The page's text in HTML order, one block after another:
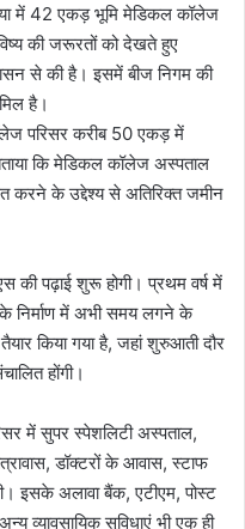
में 42 एकड़ भूमि मेडिकल कॉलेज
की जरूरतों को देखते हुए
से की है। इसमें बीज निगम की
है।
परिसर करीब 50 एकड़ में
कि मेडिकल कॉलेज अस्पताल
करने के उद्देश्य से अतिरिक्त जमीन
की पढ़ाई शुरू होगी। प्रथम वर्ष में
निर्माण में अभी समय लगने के
किया गया है, जहां शुरुआती दौर
होंगी।
में सुपर स्पेशलिटी अस्पताल,
डॉक्टरों के आवास, स्टाफ
इसके अलावा बैंक, एटीएम, पोस्ट
व्यावसायिक सुविधाएं भी एक ही